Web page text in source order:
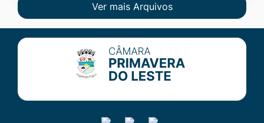
Ver mais Arquivos
Seção do Rodapé e Contato